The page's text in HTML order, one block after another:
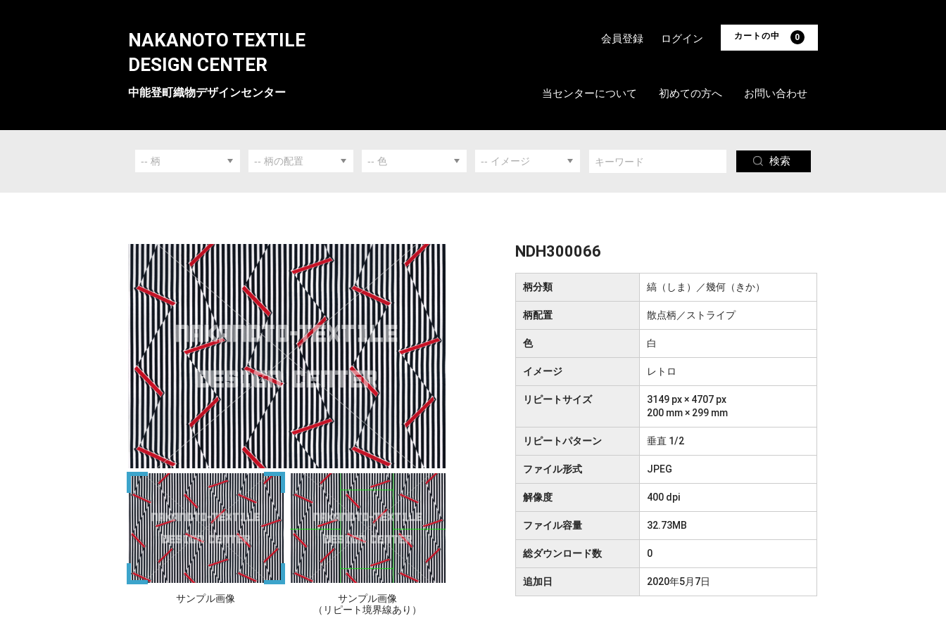
NAKANOTO TEXTILE
DESIGN CENTER
中能登町織物デザインセンター 当センターについて 初めての方へ お問い合わせ
カートの中 0
会員登録 ログイン
検索
サンプル画像
サンプル画像
（リピート境界線あり）
NDH300066
柄分類 縞（しま）／幾何（きか）
柄配置 散点柄／ストライプ
色 白
イメージ レトロ
リピートサイズ
3149 px × 4707 px
200 mm × 299 mm
リピートパターン 垂直 1/2
ファイル形式 JPEG
解像度 400 dpi
ファイル容量 32.73MB
総ダウンロード数 0
追加日 2020年5月7日